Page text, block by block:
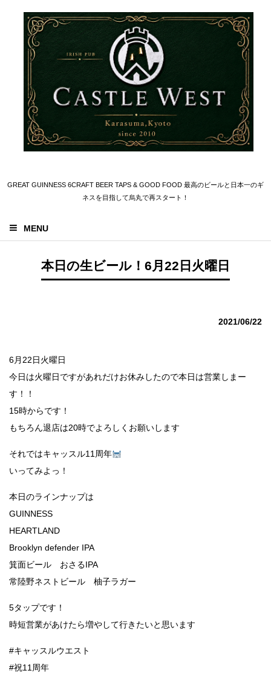
GREAT GUINNESS 6CRAFT BEER TAPS & GOOD FOOD 最高のビールと日本一のギ
ネスを目指して烏丸で再スタート！
MENU
本日の生ビール！6月22日火曜日
2021/06/22
6月22日火曜日
今日は火曜日ですがあれだけお休みしたので本日は営業しまー
す！！
15時からです！
もちろん退店は20時でよろしくお願いします
それではキャッスル11周年
いってみよっ！
本日のラインナップは
GUINNESS
HEARTLAND
Brooklyn defender IPA
箕面ビール おさるIPA
常陸野ネストビール 柚子ラガー
5タップです！
時短営業があけたら増やして行きたいと思います
#キャッスルウエスト
#祝11周年